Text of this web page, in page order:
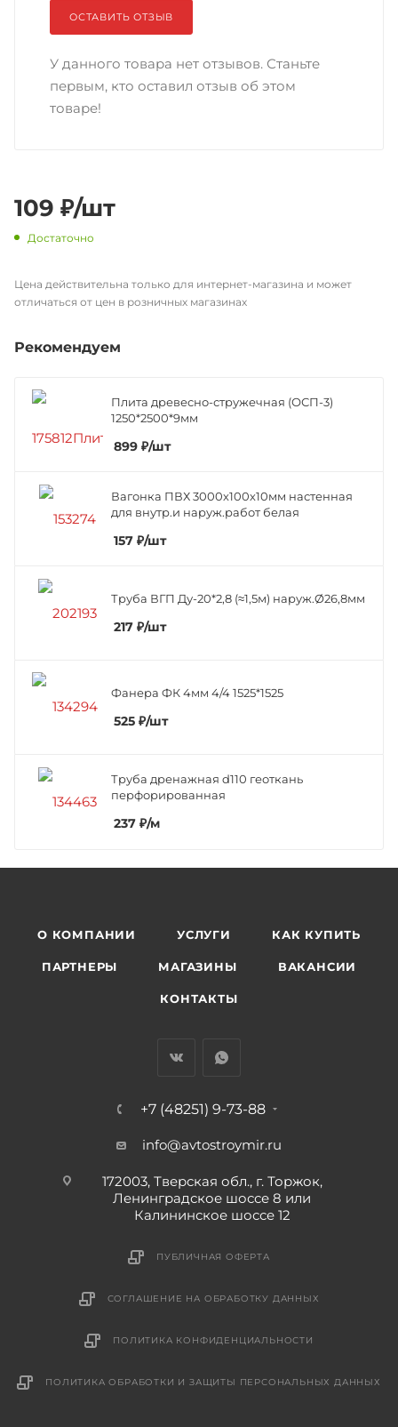
ОСТАВИТЬ ОТЗЫВ
У данного товара нет отзывов. Станьте
первым, кто оставил отзыв об этом
товаре!
109 ₽/шт
Достаточно
Цена действительна только для интернет-магазина и может
отличаться от цен в розничных магазинах
Рекомендуем
Плита древесно-стружечная (ОСП-3)
1250*2500*9мм
899 ₽/шт
Вагонка ПВХ 3000х100х10мм настенная
для внутр.и наруж.работ белая
157 ₽/шт
Труба ВГП Ду-20*2,8 (≈1,5м) наруж.Ø26,8мм
217 ₽/шт
Фанера ФК 4мм 4/4 1525*1525
525 ₽/шт
Труба дренажная d110 геоткань
перфорированная
237 ₽/м
О КОМПАНИИ УСЛУГИ КАК КУПИТЬ
ПАРТНЕРЫ МАГАЗИНЫ ВАКАНСИИ
КОНТАКТЫ
+7 (48251) 9-73-88
info@avtostroymir.ru
172003, Тверская обл., г. Торжок,
Ленинградское шоссе 8 или
Калининское шоссе 12
ПУБЛИЧНАЯ ОФЕРТА
СОГЛАШЕНИЕ НА ОБРАБОТКУ ДАННЫХ
ПОЛИТИКА КОНФИДЕНЦИАЛЬНОСТИ
ПОЛИТИКА ОБРАБОТКИ И ЗАЩИТЫ ПЕРСОНАЛЬНЫХ ДАННЫХ